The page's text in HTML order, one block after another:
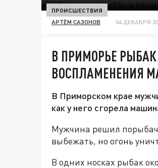
ПРОИСШЕСТВИЯ
АРТЁМ САЗОНОВ 04 ДЕКАБРЯ
В ПРИМОРЬЕ
ВОСПЛАМЕНЕНИЯ
В Приморском крае
как у него сгорела
Мужчина решил
выбежать, но огонь
В одних носках рыбак